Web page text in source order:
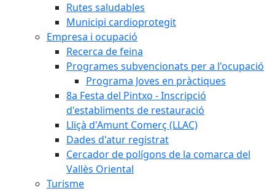
Rutes saludables
Municipi cardioprotegit
Empresa i ocupació
Recerca de feina
Programes subvencionats per a l'ocupació
Programa Joves en pràctiques
8a Festa del Pintxo - Inscripció
d'establiments de restauració
Lliçà d'Amunt Comerç (LLAC)
Dades d'atur registrat
Cercador de polígons de la comarca del
Vallès Oriental
Turisme